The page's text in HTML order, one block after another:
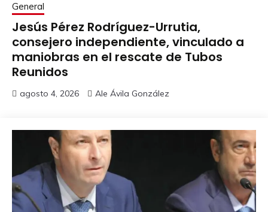
General
Jesús Pérez Rodríguez-Urrutia,
consejero independiente, vinculado a
maniobras en el rescate de Tubos
Reunidos
agosto 4, 2026 Ale Ávila González